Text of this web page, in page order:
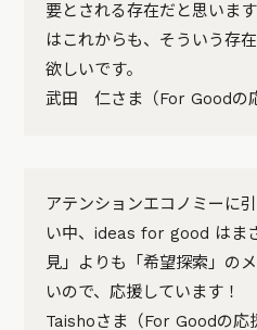
要とされる存在だと思いま
はこれからも、そういう存
欲しいです。
武田 仁さま（For Goodの
アテンションエコノミーに
い中、ideas for good はま
見」よりも「希望探索」の
いので、応援しています！
Taishoさま（For Goodの応